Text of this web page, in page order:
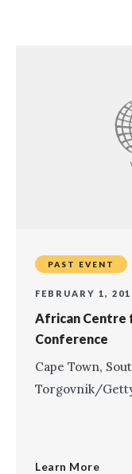
PAST EVENT
FEBRUARY 1,
African Centre
Conference
Cape Town,
Torgovnik/
Learn More